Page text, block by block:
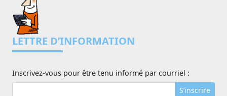
LETTRE D’INFORMATION
Inscrivez-vous pour être tenu informé par courriel :
S’inscrire